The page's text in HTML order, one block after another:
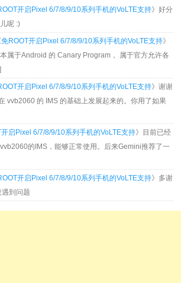
开启Pixel 6/7/8/9/10系列手机的VoLTE支持》好分
呢 :)
免ROOT开启Pixel 6/7/8/9/10系列手机的VoLTE支持》
属于Android 的 Canary Program， 属于官方允许各
开启Pixel 6/7/8/9/10系列手机的VoLTE支持》谢谢
vvb2060 的 IMS 的基础上发展起来的。你用了如果
启Pixel 6/7/8/9/10系列手机的VoLTE支持》目前已经
的IMS，能够正常使用。后来Gemini推荐了一
开启Pixel 6/7/8/9/10系列手机的VoLTE支持》多谢
到问题